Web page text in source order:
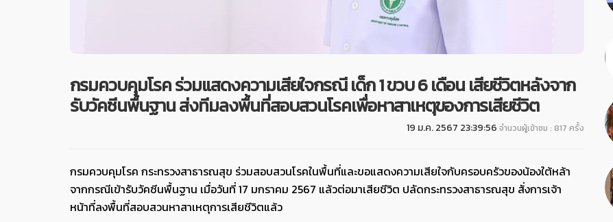
กรมควบคุมโรค ร่วมแสดงความเสียใจกรณี เด็ก 1 ขวบ 6 เดือน เสียชีวิตหลังจาก
รับวัคซีนพื้นฐาน ส่งทีมลงพื้นที่สอบสวนโรคเพื่อหาสาเหตุของการเสียชีวิต
19 ม.ค. 2567 23:39:56 จำนวนผู้เข้าชม : 817 ครั้ง
กรมควบคุมโรค กระทรวงสาธารณสุข ร่วมสอบสวนโรคในพื้นที่และขอแสดงความเสียใจกับครอบครัวของน้องใต้หล้า
จากกรณีเข้ารับวัคซีนพื้นฐาน เมื่อวันที่ 17 มกราคม 2567 แล้วต่อมาเสียชีวิต ปลัดกระทรวงสาธารณสุข สั่งการเจ้า
หน้าที่ลงพื้นที่สอบสวนหาสาเหตุการเสียชีวิตแล้ว